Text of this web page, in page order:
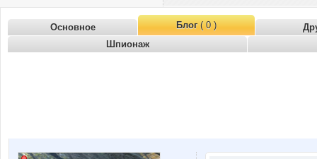
Основное Блог( 0 )
Шпионаж